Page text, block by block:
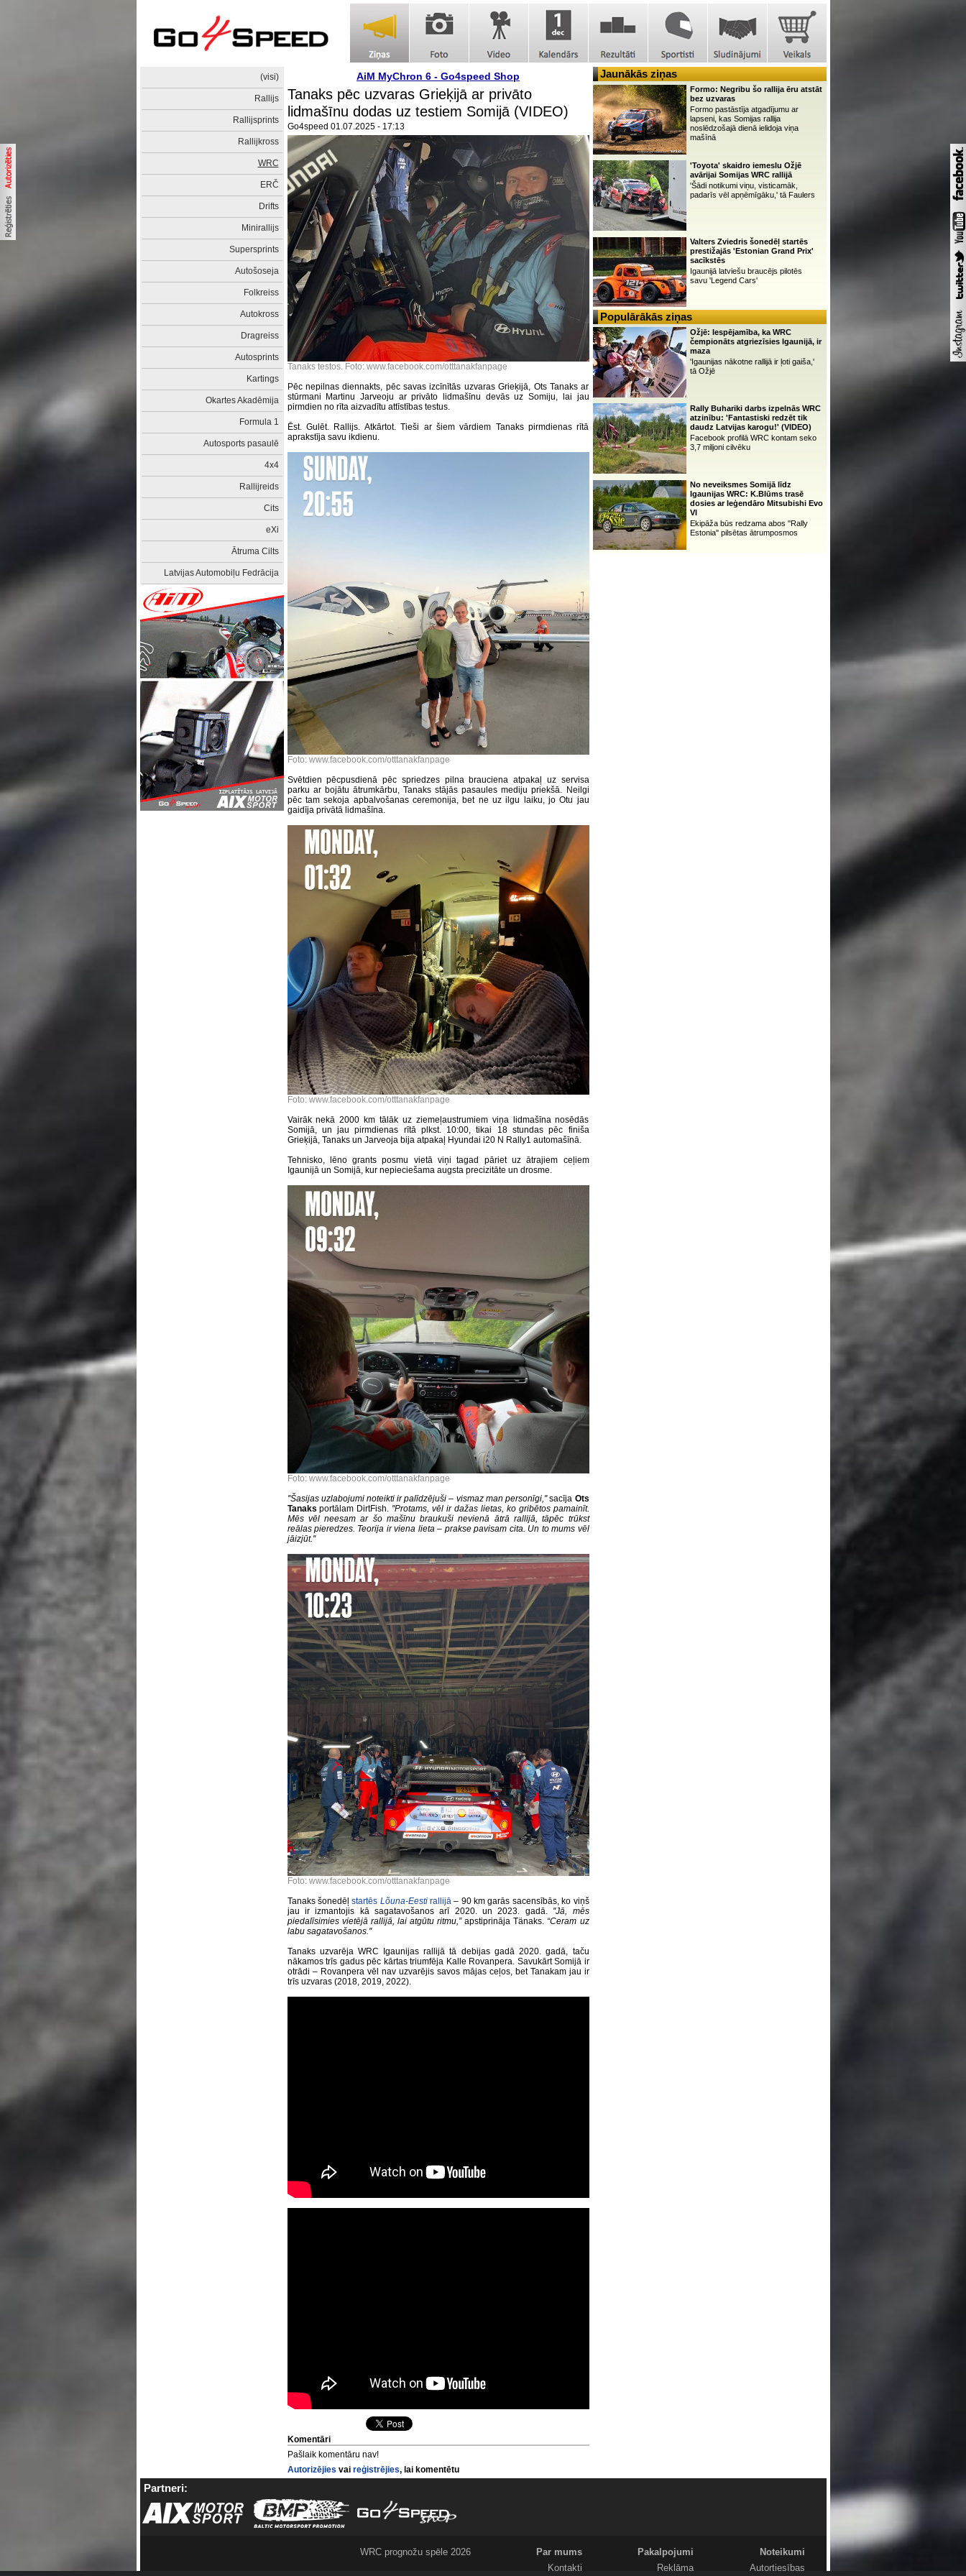
(visi)
Rallijs
Rallijsprints
Rallijkross
WRC
ERČ
Drifts
Minirallijs
Supersprints
Autošoseja
Folkreiss
Autokross
Dragreiss
Autosprints
Kartings
Okartes Akadēmija
Formula 1
Autosports pasaulē
4x4
Rallijreids
Cits
eXi
Ātruma Cilts
Latvijas Automobiļu Fedrācija
AiM MyChron 6 - Go4speed Shop
Tanaks pēc uzvaras Grieķijā ar privāto
lidmašīnu dodas uz testiem Somijā (VIDEO)
Go4speed 01.07.2025 - 17:13
Tanaks testos. Foto: www.facebook.com/otttanakfanpage
Pēc nepilnas diennakts, pēc savas izcīnītās uzvaras Grieķijā, Ots Tanaks ar
stūrmani Martinu Jarveoju ar privāto lidmašīnu devās uz Somiju, lai jau
pirmdien no rīta aizvadītu attīstības testus.
Ēst. Gulēt. Rallijs. Atkārtot. Tieši ar šiem vārdiem Tanaks pirmdienas rītā
aprakstīja savu ikdienu.
Foto: www.facebook.com/otttanakfanpage
Svētdien pēcpusdienā pēc spriedzes pilna brauciena atpakaļ uz servisa
parku ar bojātu ātrumkārbu, Tanaks stājās pasaules mediju priekšā. Neilgi
pēc tam sekoja apbalvošanas ceremonija, bet ne uz ilgu laiku, jo Otu jau
gaidīja privātā lidmašīna.
Foto: www.facebook.com/otttanakfanpage
Vairāk nekā 2000 km tālāk uz ziemeļaustrumiem viņa lidmašīna nosēdās
Somijā, un jau pirmdienas rītā plkst. 10:00, tikai 18 stundas pēc finiša
Grieķijā, Tanaks un Jarveoja bija atpakaļ Hyundai i20 N Rally1 automašīnā.
Tehnisko, lēno grants posmu vietā viņi tagad pāriet uz ātrajiem ceļiem
Igaunijā un Somijā, kur nepieciešama augsta precizitāte un drosme.
Foto: www.facebook.com/otttanakfanpage
''Šasijas uzlabojumi noteikti ir palīdzējuši – vismaz man personīgi,''sacīja Ots
Tanaks portālam DirtFish. ''Protams, vēl ir dažas lietas, ko gribētos pamainīt.
Mēs vēl neesam ar šo mašīnu braukuši nevienā ātrā rallijā, tāpēc trūkst
reālas pieredzes. Teorija ir viena lieta – prakse pavisam cita. Un to mums vēl
jāizjūt.''
Foto: www.facebook.com/otttanakfanpage
Tanaks šonedēļstartēs Lõuna-Eestirallijā– 90 km garās sacensībās, ko viņš
jau ir izmantojis kā sagatavošanos arī 2020. un 2023. gadā. ''Jā, mēs
piedalīsimies vietējā rallijā, lai atgūtu ritmu,”apstiprināja Tänaks. “Ceram uz
labu sagatavošanos.''
Tanaks uzvarēja WRC Igaunijas rallijā tā debijas gadā 2020. gadā, taču
nākamos trīs gadus pēc kārtas triumfēja Kalle Rovanpera. Savukārt Somijā ir
otrādi – Rovanpera vēl nav uzvarējis savos mājas ceļos, bet Tanakam jau ir
trīs uzvaras (2018, 2019, 2022).
Komentāri
Pašlaik komentāru nav!
Autorizējies vai reģistrējies, lai komentētu
Jaunākās ziņas
Formo: Negribu šo rallija ēru atstāt
bez uzvaras
Formo pastāstīja atgadījumu ar
lapseni, kas Somijas rallija
noslēdzošajā dienā ielidoja viņa
mašīnā
'Toyota' skaidro iemeslu Ožjē
avārijai Somijas WRC rallijā
'Šādi notikumi viņu, visticamāk,
padarīs vēl apņēmīgāku,' tā Faulers
Valters Zviedris šonedēļ startēs
prestižajās 'Estonian Grand Prix'
sacīkstēs
Igaunijā latviešu braucējs pilotēs
savu 'Legend Cars'
Populārākās ziņas
Ožjē: Iespējamība, ka WRC
čempionāts atgriezīsies Igaunijā, ir
maza
'Igaunijas nākotne rallijā ir ļoti gaiša,'
tā Ožjē
Rally Buhariki darbs izpelnās WRC
atzinību: 'Fantastiski redzēt tik
daudz Latvijas karogu!' (VIDEO)
Facebook profilā WRC kontam seko
3,7 miljoni cilvēku
No neveiksmes Somijā līdz
Igaunijas WRC: K.Blūms trasē
dosies ar leģendāro Mitsubishi Evo
VI
Ekipāža būs redzama abos ''Rally
Estonia'' pilsētas ātrumposmos
Partneri:
WRC prognožu spēle 2026
Par mums
Kontakti
Pakalpojumi
Reklāma
Noteikumi
Autortiesības